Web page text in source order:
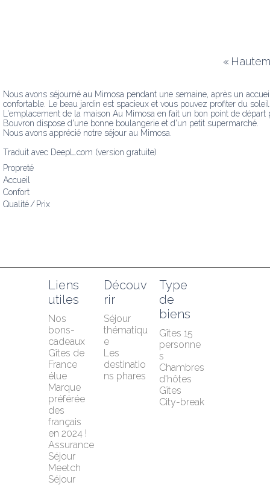
«
Nous avons séjourné au Mimosa pendant une semaine, après un
confortable. Le beau jardin est spacieux et vous pouvez profiter du
L'emplacement de la maison Au Mimosa en fait un bon point de
Bouvron dispose d'une bonne boulangerie et d'un petit supermarché.
Nous avons apprécié notre séjour au Mimosa.
Traduit avec DeepL.com (version gratuite)
Propreté
Accueil
Confort
Qualité / Prix
Liens
utiles
Nos
bons-
cadeaux
Gîtes de
France
élue
Marque
préférée
des
français
en 2024 !
Assurance
Séjour
Meetch
Séjour
Découv
rir
Séjour
thématiqu
e
Les
destinatio
ns phares
Type
de
biens
Gîtes 15
personne
s
Chambres
d'hôtes
Gîtes
City-break